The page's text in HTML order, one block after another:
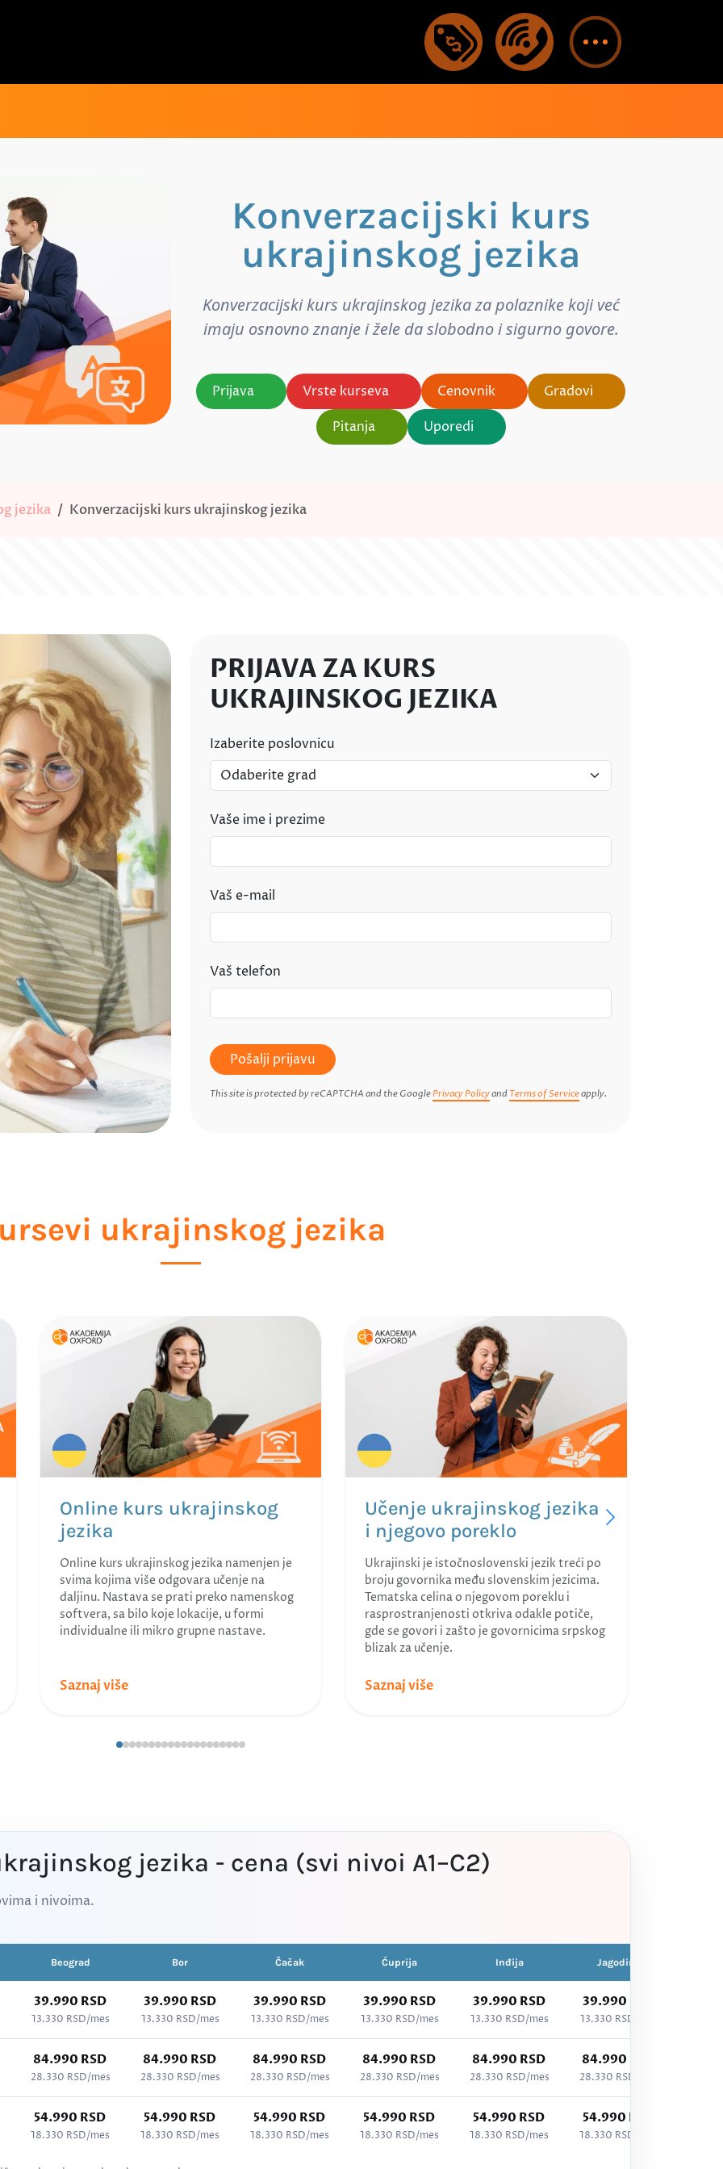
Konverzacijski kurs
ukrajinskog jezika
Konverzacijski kurs ukrajinskog jezika za polaznike koji već
imaju osnovno znanje i žele da slobodno i sigurno govore.
Prijava Vrste kurseva Cenovnik
Gradovi
Pitanja
Uporedi
jezika Konverzacijski kurs ukrajinskog jezika
PRIJAVA ZA KURS
UKRAJINSKOG JEZIKA
Izaberite poslovnicu
Vaše ime i prezime
Vaš e-mail
Vaš telefon
Pošalji prijavu
This site is protected by reCAPTCHA and the Google Privacy Policyand Terms of Serviceapply.
ukrajinskog jezika
Online kurs ukrajinskog
jezika
Online kurs ukrajinskog jezika namenjen je
svima kojima više odgovara učenje na
daljinu. Nastava se prati preko namenskog
softvera, sa bilo koje lokacije, u formi
individualne ili mikro grupne nastave.
Saznaj više
Učenje ukrajinskog jezika
i njegovo poreklo
Ukrajinski je istočnoslovenski jezik treći po
broju govornika među slovenskim jezicima.
Tematska celina o njegovom poreklu i
rasprostranjenosti otkriva odakle potiče,
gde se govori i zašto je govornicima srpskog
blizak za učenje.
Saznaj više
jezika - cena (svi nivoi A1–C2)
i nivoima.
Beograd Bor Čačak Ćuprija Inđija Jagodina
39.990 RSD
13.330 RSD/mes
39.990 RSD
13.330 RSD/mes
39.990 RSD
13.330 RSD/mes
39.990 RSD
13.330 RSD/mes
39.990 RSD
13.330 RSD/mes
39.990 RSD
13.330 RSD/mes
84.990 RSD
28.330 RSD/mes
84.990 RSD
28.330 RSD/mes
84.990 RSD
28.330 RSD/mes
84.990 RSD
28.330 RSD/mes
84.990 RSD
28.330 RSD/mes
84.990 RSD
28.330 RSD/mes
54.990 RSD
18.330 RSD/mes
54.990 RSD
18.330 RSD/mes
54.990 RSD
18.330 RSD/mes
54.990 RSD
18.330 RSD/mes
54.990 RSD
18.330 RSD/mes
54.990 RSD
18.330 RSD/mes